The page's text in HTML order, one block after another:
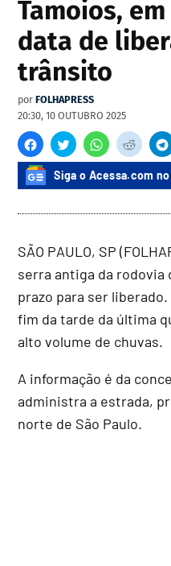
Tamoios,
data de
trânsito
por FOLHAPRESS
20:30, 10 OUTUBRO 2025
Siga o Acessa.com
SÃO PAULO, SP
serra antiga da rodovia
prazo para ser
fim da tarde da última
alto volume de chuvas.
A informação é da
administra a estrada,
norte de São Paulo.